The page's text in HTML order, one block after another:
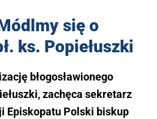
się o
ks. Popiełuszki
błogosławionego
zachęca sekretarz
Episkopatu Polski biskup